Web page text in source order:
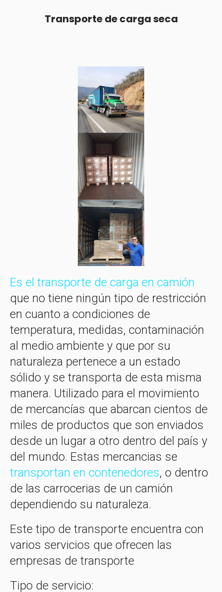
Transporte de carga seca
Es el transporte de carga en camión
que no tiene ningún tipo de restricción
en cuanto a condiciones de
temperatura, medidas, contaminación
al medio ambiente y que por su
naturaleza pertenece a un estado
sólido y se transporta de esta misma
manera. Utilizado para el movimiento
de mercancías que abarcan cientos de
miles de productos que son enviados
desde un lugar a otro dentro del país y
del mundo. Estas mercancias se
transportan en contenedores, o dentro
de las carrocerias de un camión
dependiendo su naturaleza.
Este tipo de transporte encuentra con
varios servicios que ofrecen las
empresas de transporte
Tipo de servicio: